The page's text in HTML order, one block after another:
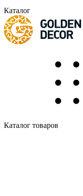
Каталог
Каталог товаров